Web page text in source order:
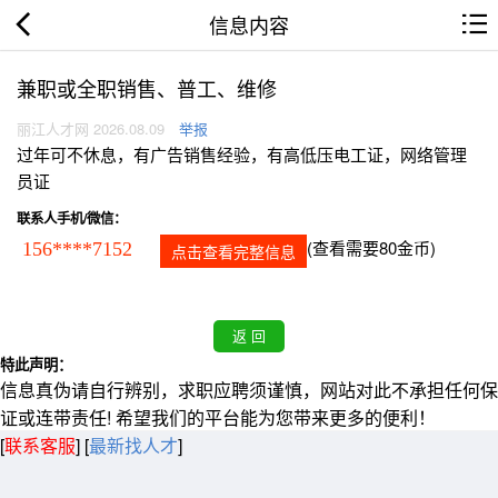
信息内容
兼职或全职销售、普工、维修
丽江人才网 2026.08.09 举报
过年可不休息，有广告销售经验，有高低压电工证，网络管理
员证
联系人手机/微信：
156****7152 点击查看完整信息 (查看需要80金币)
特此声明：
信息真伪请自行辨别，求职应聘须谨慎，网站对此不承担任何保
证或连带责任! 希望我们的平台能为您带来更多的便利！
[联系客服] [最新找人才]